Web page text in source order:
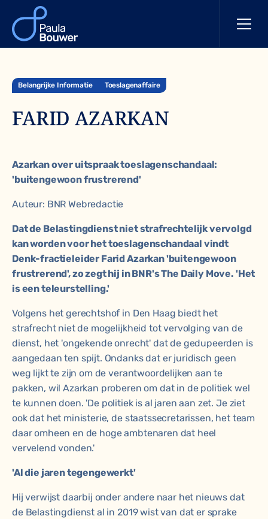
Belangrijke Informatie Toeslagenaffaire
FARID AZARKAN
Azarkan over uitspraak toeslagenschandaal:
'buitengewoon frustrerend'
Auteur: BNR Webredactie
Dat de Belastingdienst niet strafrechtelijk vervolgd
kan worden voor het toeslagenschandaal vindt
Denk-fractieleider Farid Azarkan 'buitengewoon
frustrerend', zo zegt hij in BNR's The Daily Move. 'Het
is een teleurstelling.'
Volgens het gerechtshof in Den Haag biedt het
strafrecht niet de mogelijkheid tot vervolging van de
dienst, het 'ongekende onrecht' dat de gedupeerden is
aangedaan ten spijt. Ondanks dat er juridisch geen
weg lijkt te zijn om de verantwoordelijken aan te
pakken, wil Azarkan proberen om dat in de politiek wel
te kunnen doen. 'De politiek is al jaren aan zet. Je ziet
ook dat het ministerie, de staatssecretarissen, het team
daar omheen en de hoge ambtenaren dat heel
vervelend vonden.'
'Al die jaren tegengewerkt'
Hij verwijst daarbij onder andere naar het nieuws dat
de Belastingdienst al in 2019 wist van dat er sprake